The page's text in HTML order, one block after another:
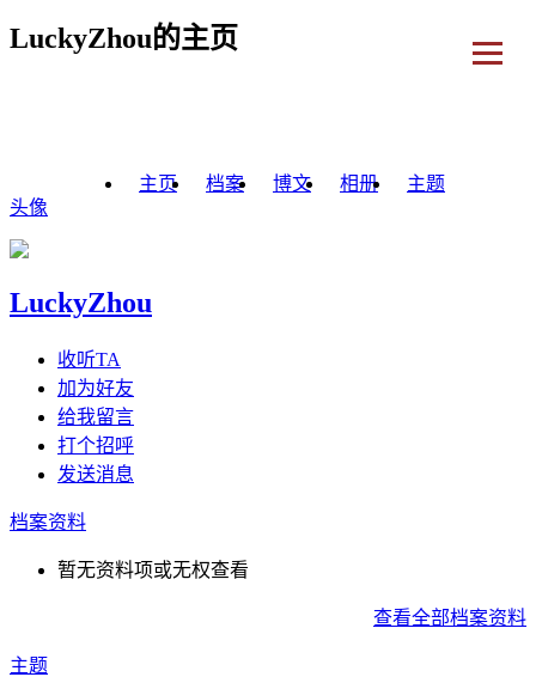
LuckyZhou的主页
主页 档案 博文 相册
主题
头像
LuckyZhou
收听TA
加为好友
给我留言
打个招呼
发送消息
档案资料
暂无资料项或无权查看
查看全部档案资料
主题